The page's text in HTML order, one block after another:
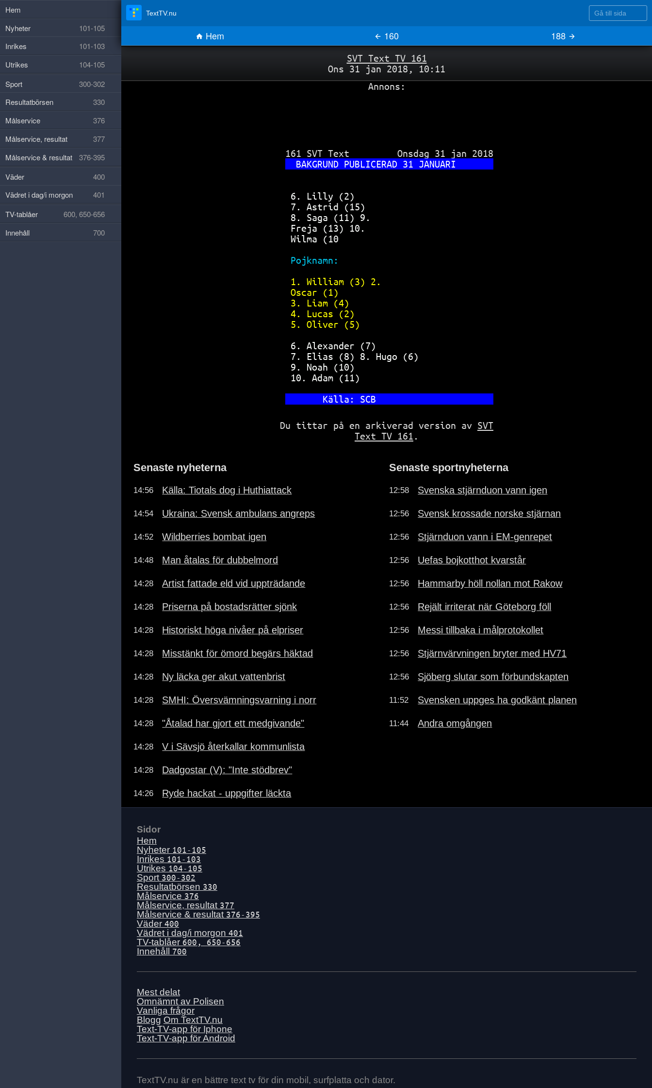
SVT Text TV 161
Ons 31 jan 2018, 10:11
Annons:
161 SVT Text         Onsdag 31 jan 2018
BAKGRUND PUBLICERAD 31 JANUARI
6. Lilly (2)
7. Astrid (15)
8. Saga (11) 9.
Freja (13) 10.
Wilma (10
Pojknamn:
1. William (3) 2.
Oscar (1)
3. Liam (4)
4. Lucas (2)
5. Oliver (5)
6. Alexander (7)
7. Elias (8) 8. Hugo (6)
9. Noah (10)
10. Adam (11)
     Källa: SCB
Du tittar på en arkiverad version av SVT
Text TV 161 .
Senaste nyheterna
14:56 Källa: Tiotals dog i Huthiattack
14:54 Ukraina: Svensk ambulans angreps
14:52 Wildberries bombat igen
14:48 Man åtalas för dubbelmord
14:28 Artist fattade eld vid uppträdande
14:28 Priserna på bostadsrätter sjönk
14:28 Historiskt höga nivåer på elpriser
14:28 Misstänkt för ömord begärs häktad
14:28 Ny läcka ger akut vattenbrist
14:28 SMHI: Översvämningsvarning i norr
14:28 "Åtalad har gjort ett medgivande"
14:28 V i Sävsjö återkallar kommunlista
14:28 Dadgostar (V): "Inte stödbrev"
14:26 Ryde hackat - uppgifter läckta
Senaste sportnyheterna
12:58 Svenska stjärnduon vann igen
12:56 Svensk krossade norske stjärnan
12:56 Stjärnduon vann i EM-genrepet
12:56 Uefas bojkotthot kvarstår
12:56 Hammarby höll nollan mot Rakow
12:56 Rejält irriterat när Göteborg föll
12:56 Messi tillbaka i målprotokollet
12:56 Stjärnvärvningen bryter med HV71
12:56 Sjöberg slutar som förbundskapten
11:52 Svensken uppges ha godkänt planen
11:44 Andra omgången
TextTV.nu Gå till sida
Hem 160 188
Sidor
Hem
Nyheter 101-105
Inrikes 101-103
Utrikes 104-105
Sport 300-302
Resultatbörsen 330
Målservice 376
Målservice, resultat 377
Målservice & resultat 376-395
Väder 400
Vädret i dag/i morgon 401
TV-tablåer 600, 650-656
Innehåll 700
Mest delat
Omnämnt av Polisen
Vanliga frågor
Blogg Om TextTV.nu
Text-TV-app för Iphone
Text-TV-app för Android
TextTV.nu är en bättre text tv för din mobil, surfplatta och dator.
Hem
Nyheter
101-105
Inrikes
101-103
Utrikes
104-105
Sport
300-302
Resultatbörsen
330
Målservice
376
Målservice, resultat
377
Målservice & resultat
376-395
Väder
400
Vädret i dag/i morgon
401
TV-tablåer
600, 650-656
Innehåll
700